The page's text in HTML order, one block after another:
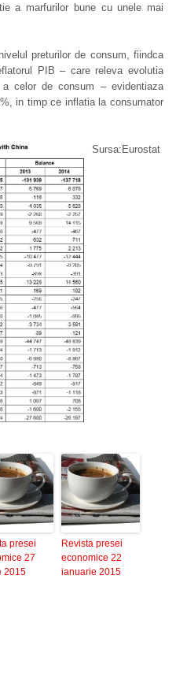
a marfurilor bune cu unele mai
preturilor de consum, fiindca
PIB – care releva evolutia
celor de consum – evidentiaza
in timp ce inflatia la consumator
Sursa:Eurostat
presei
27
2015
Revista presei
economice 22
ianuarie 2015